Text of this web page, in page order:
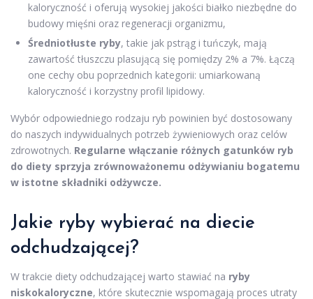
kaloryczność i oferują wysokiej jakości białko niezbędne do
budowy mięśni oraz regeneracji organizmu,
Średniotłuste ryby, takie jak pstrąg i tuńczyk, mają
zawartość tłuszczu plasującą się pomiędzy 2% a 7%. Łączą
one cechy obu poprzednich kategorii: umiarkowaną
kaloryczność i korzystny profil lipidowy.
Wybór odpowiedniego rodzaju ryb powinien być dostosowany
do naszych indywidualnych potrzeb żywieniowych oraz celów
zdrowotnych. Regularne włączanie różnych gatunków ryb
do diety sprzyja zrównoważonemu odżywianiu bogatemu
w istotne składniki odżywcze.
Jakie ryby wybierać na diecie
odchudzającej?
W trakcie diety odchudzającej warto stawiać na ryby
niskokaloryczne, które skutecznie wspomagają proces utraty